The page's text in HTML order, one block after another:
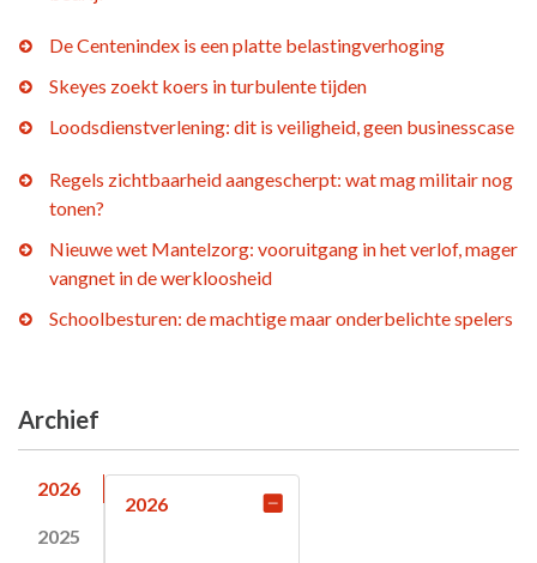
De Centenindex is een platte belastingverhoging
Skeyes zoekt koers in turbulente tijden
Loodsdienstverlening: dit is veiligheid, geen businesscase
Regels zichtbaarheid aangescherpt: wat mag militair nog
tonen?
Nieuwe wet Mantelzorg: vooruitgang in het verlof, mager
vangnet in de werkloosheid
Schoolbesturen: de machtige maar onderbelichte spelers
Archief
2026
2025
2026